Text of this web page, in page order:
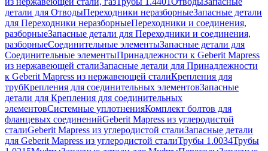
детали для ОтводыПереходники неразборныеЗапасные детали
для Переходники неразборныеПереходники и соединения,
разборныеЗапасные детали для Переходники и соединения,
разборныеСоединительные элементыЗапасные детали для
Соединительные элементыПринадлежности к Geberit Mapress
из нержавеющей сталиЗапасные детали для Принадлежности
к Geberit Mapress из нержавеющей сталиКрепления для
трубКрепления для соединительных элементовЗапасные
детали для Крепления для соединительных
элементовСистемные уплотненияКомплект болтов для
фланцевых соединенийGeberit Mapress из углеродистой
сталиGeberit Mapress из углеродистой сталиЗапасные детали
для Geberit Mapress из углеродистой сталиТрубы 1.0034Трубы